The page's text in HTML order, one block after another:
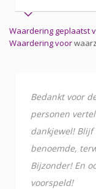
Waardering geplaatst
Waardering voor
Bedankt voor
personen
dankjewel!
benoemde,
Bijzonder! En
voorspeld!